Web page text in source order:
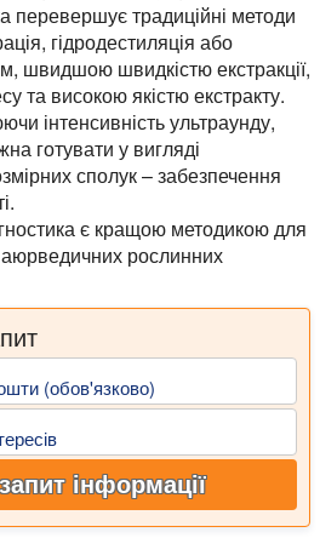
перевершує традиційні методи
гідродестиляція або
швидшою швидкістю екстракції,
та високою якістю екстракту.
інтенсивність ультраунду,
готувати у вигляді
сполук – забезпечення
є кращою методикою для
рослинних
(обов'язково)
інформації